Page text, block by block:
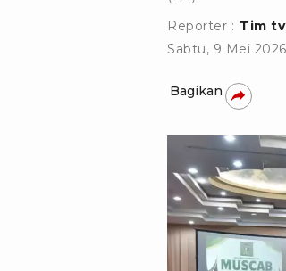
Reporter : Tim
Sabtu, 9 Mei
Bagikan